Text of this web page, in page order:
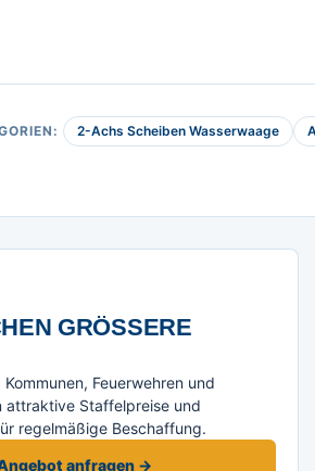
2-Achs Scheiben Wasserwaage
GRÖSSERE M
Feuerwehren und
attraktive Staffelpreise und
regelmäßige Beschaffung.
anfragen →